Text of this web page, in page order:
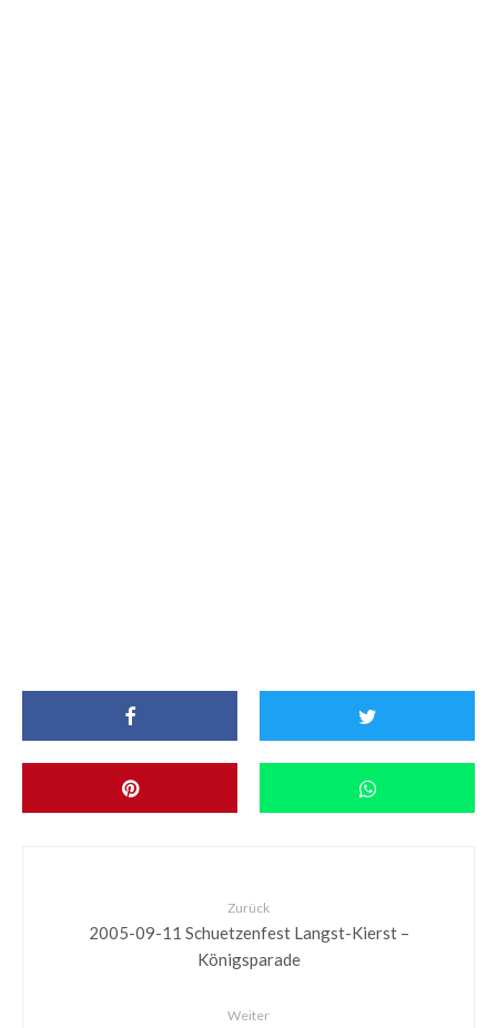
Zurück
2005-09-11 Schuetzenfest Langst-Kierst –
Königsparade
Weiter